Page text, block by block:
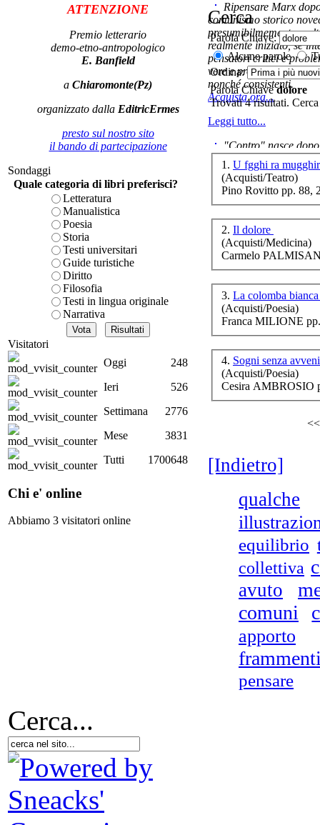
ATTENZIONE
Premio letterario
demo-etno-antropologico
E. Banfield
a Chiaromonte(Pz)
organizzato dalla EditricErmes
presto sul nostro sito
il bando di partecipazione
Sondaggi
Quale categoria di libri preferisci?
Letteratura
Manualistica
Poesia
Storia
Testi universitari
Guide turistiche
Diritto
Filosofia
Testi in lingua originale
Narrativa
Visitatori
Oggi
248
Ieri
526
Settimana
2776
Mese
3831
Tutti
1700648
Chi e' online
Abbiamo 3 visitatori online
Ripensare Marx
comunismo storico
presumibilmemente
realmente iniziato, se
pensatori critici e
vere e proprie correnti
nonché consistenti.
Acquista ora...
Leggi tutto...
"Contro" nasce
cominciato con la
ripensaremarx. i saggi
questa collaborazione
è teorica, sempre però
presente fase.
Acquista ora...
A feed could not be
http://www.lastampa.it/
Cerca
Parola Chiave:
Alcune parole
Ordina:
Parola Chiavedolore
Trovati 4 risultati.
1. U fgghi ra
(Acquisti/Teatro)
Pino Rovitto pp. 88,
2. Il dolore
(Acquisti/Medicina)
Carmelo
3. La colomba
(Acquisti/Poesia)
Franca MILIONE
4. Sogni senza
(Acquisti/Poesia)
Cesira AMBROSIO
[Indietro]
qualche
equilibrio
collettiva
avuto
comuni
apporto
pensare
Cerca...